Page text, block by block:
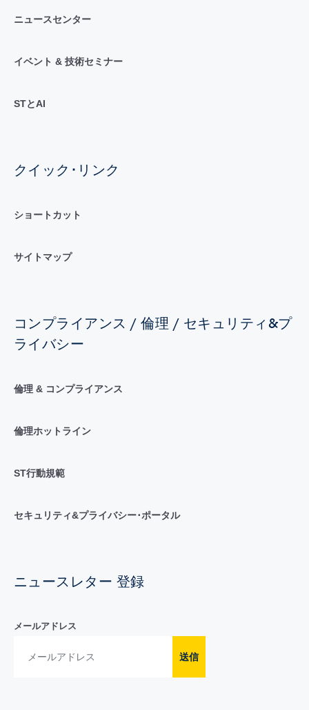
ニュースセンター
イベント & 技術セミナー
STとAI
クイック･リンク
ショートカット
サイトマップ
コンプライアンス / 倫理 / セキュリティ&プ
ライバシー
倫理 & コンプライアンス
倫理ホットライン
ST行動規範
セキュリティ&プライバシー･ポータル
ニュースレター 登録
メールアドレス
送信